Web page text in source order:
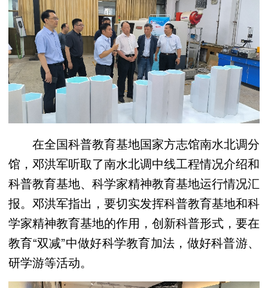
在全国科普教育基地国家方志馆南水北调分
馆，邓洪军听取了南水北调中线工程情况介绍和
科普教育基地、科学家精神教育基地运行情况汇
报。邓洪军指出，要切实发挥科普教育基地和科
学家精神教育基地的作用，创新科普形式，要在
教育“双减”中做好科学教育加法，做好科普游、
研学游等活动。